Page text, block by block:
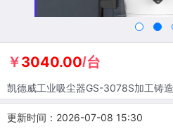
￥3040.00/台
凯德威工业吸尘器GS-3078S加工铸
更新时间：2026-07-08 15:30